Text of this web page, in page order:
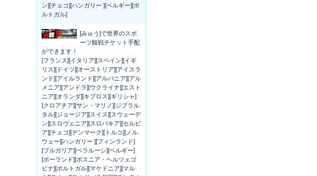
ン][チェコ][ハンガリー ][ベルギー][ポ
ルトガル]
[みゅう]で世界のスポ
ーツ観戦チケット手配
ができます！
[フランス][イタリア][スペイン][イギ
リス][ドイツ][オーストリア][アイスラ
ンド][アイルランド][アルバニア][アル
メニア][アンドラ][ウクライナ][エスト
ニア][オランダ][キプロス][ギリシャ]
[クロアチア][サン・マリノ][ジブラル
タル][ジョージア][スイス][スウェーデ
ン][スロヴェニア][スロバキア][セルビ
ア][チェコ][デンマーク][トルコ][ノル
ウェー][ハンガリー ][フィンランド]
[ブルガリア][ベラルーシ][ベルギー]
[ポーランド][ボスニア・ヘルツェゴ
ビナ][ポルトガル][マケドニア][マル